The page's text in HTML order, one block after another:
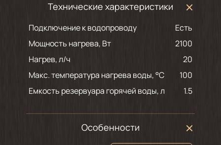
Технические характеристики
Подключение к водопроводу
Есть
Мощность нагрева, Вт
2100
Нагрев, л/ч
20
Макс. температура нагрева воды, °С
100
Емкость резервуара горячей воды, л
1.5
Особенности